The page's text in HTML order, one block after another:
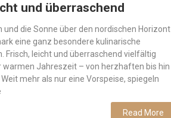
und überraschend
und die Sonne über den nordischen Horizont
eine ganz besondere kulinarische
Frisch, leicht und überraschend vielfältig
warmen Jahreszeit – von herzhaften bis hin
mehr als nur eine Vorspeise, spiegeln
Read More